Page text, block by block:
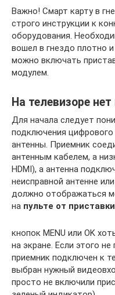
Важно! Смарт карту в
строго инструкции к
оборудования.
вошел в гнездо плотно
можно включать
модулем.
На телевизоре
Для начала следует
подключения цифрового
антенны. Приемник
антенным кабелем, а
HDMI), а антенна
неисправной антенне
должно отображаться
на пульте от приставки
кнопок MENU или OK
на экране. Если этого
приемник подключен к
выбран нужный
просто не включили